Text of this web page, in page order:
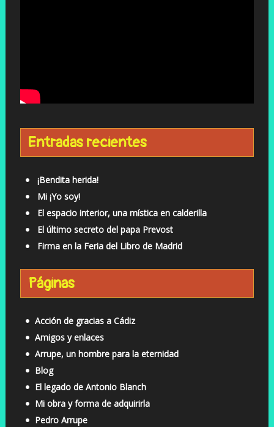
Entradas recientes
¡Bendita herida!
Mi ¡Yo soy!
El espacio interior, una mística en calderilla
El último secreto del papa Prevost
Firma en la Feria del Libro de Madrid
Páginas
Acción de gracias a Cádiz
Amigos y enlaces
Arrupe, un hombre para la eternidad
Blog
El legado de Antonio Blanch
Mi obra y forma de adquirirla
Pedro Arrupe